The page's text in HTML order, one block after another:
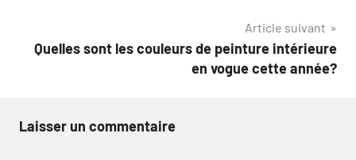
Article suivant
Quelles sont les couleurs de peinture intérieure
en vogue cette année?
Laisser un commentaire